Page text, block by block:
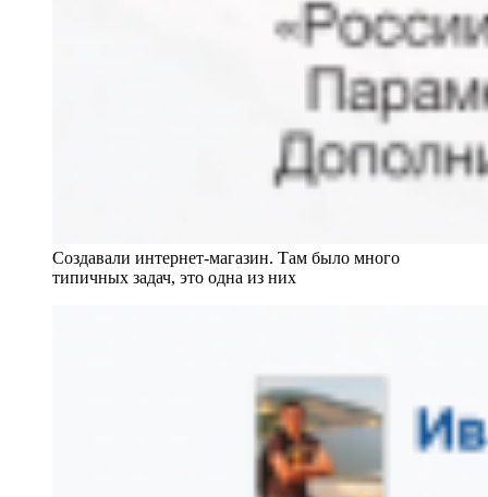
Создавали интернет-магазин. Там было много
типичных задач, это одна из них